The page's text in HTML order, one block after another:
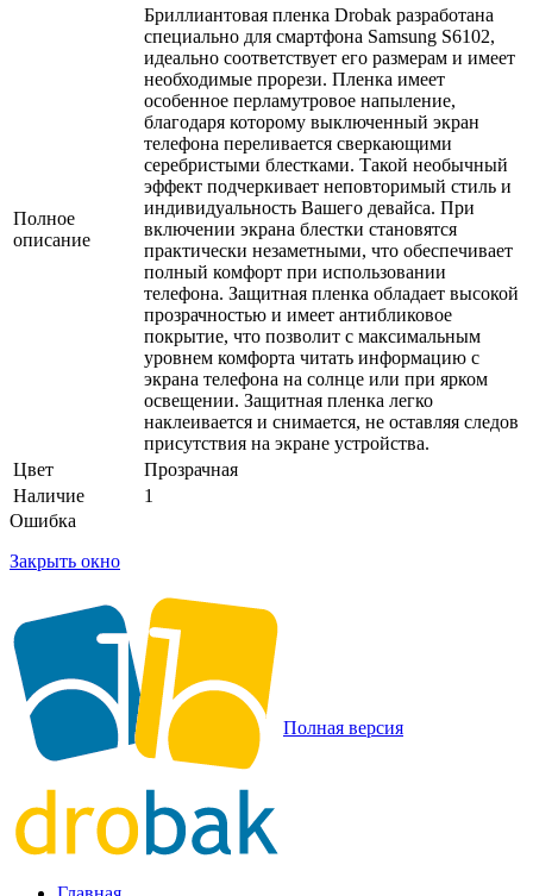
Полное
описание
Бриллиантовая пленка Drobak разработана
специально для смартфона Samsung S6102,
идеально соответствует его размерам и имеет
необходимые прорези. Пленка имеет
особенное перламутровое напыление,
благодаря которому выключенный экран
телефона переливается сверкающими
серебристыми блестками. Такой необычный
эффект подчеркивает неповторимый стиль и
индивидуальность Вашего девайса. При
включении экрана блестки становятся
практически незаметными, что обеспечивает
полный комфорт при использовании
телефона. Защитная пленка обладает высокой
прозрачностью и имеет антибликовое
покрытие, что позволит с максимальным
уровнем комфорта читать информацию с
экрана телефона на солнце или при ярком
освещении. Защитная пленка легко
наклеивается и снимается, не оставляя следов
присутствия на экране устройства.
Цвет
Прозрачная
Наличие
1
Ошибка
Закрыть окно
Полная версия